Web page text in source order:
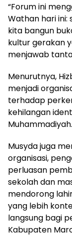
“Forum ini
Wathan hari ini:
kita bangun
kultur gerakan
menjawab
Menurutnya,
menjadi
terhadap
kehilangan
Muhammadiyah.
Musyda juga
organisasi,
perluasan
sekolah dan
mendorong
yang lebih
langsung bagi
Kabupaten